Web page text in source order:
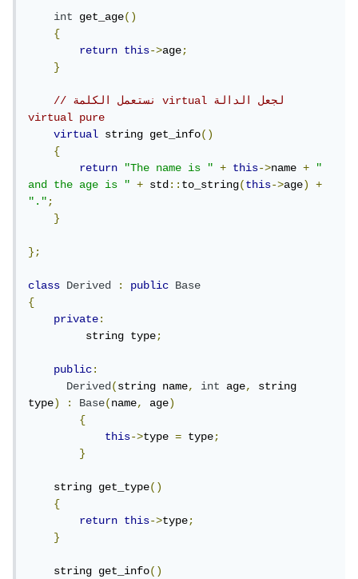
int get_age()
{
return
this->age;
}
// نستعمل الكلمة virtual لجعل الدالة
virtual pure
virtual string get_info()
{
return
"The name is " + this->name +
"
and the age is "
+ std::to_string(this->age)
+
".";
}
};
class Derived : public
Base
{
private:
         string type
;
public:
Derived(string name, int age,
string
type) : Base(name, age)
{
this->type = type;
}
    string get_type
()
{
return
this->type;
}
    string get_info
()